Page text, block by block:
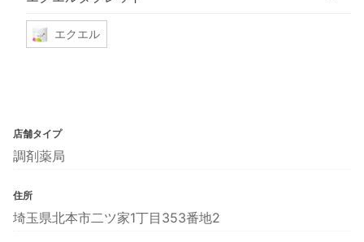
エクエル
店舗タイプ
調剤薬局
住所
埼玉県北本市二ツ家1丁目353番地2